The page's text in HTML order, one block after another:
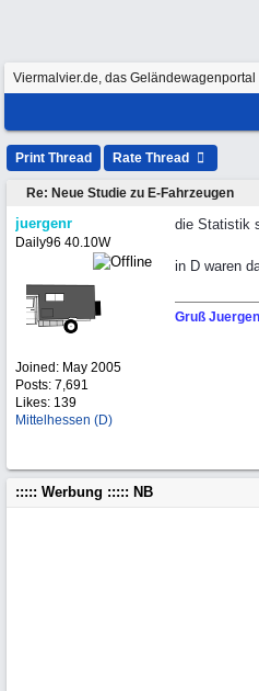
Viermalvier.de, das Geländewagenportal
Print Thread Rate Thread
Re: Neue Studie zu E-Fahrzeugen
juergenr
Daily96 40.10W
Joined: May 2005
Posts: 7,691
Likes: 139
Mittelhessen (D)
die Statistik
in D waren
Gruß Juergen
::::: Werbung ::::: NB